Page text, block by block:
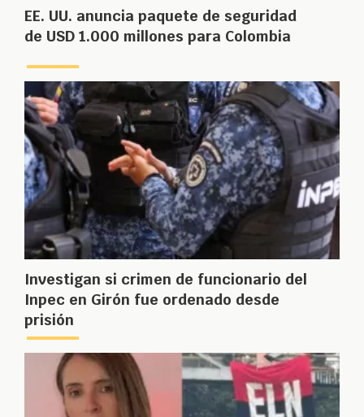
EE. UU. anuncia paquete de seguridad
de USD 1.000 millones para Colombia
Investigan si crimen de funcionario del
Inpec en Girón fue ordenado desde
prisión